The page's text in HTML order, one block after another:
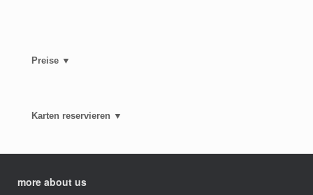
Preise ▼
Karten reservieren ▼
more about us